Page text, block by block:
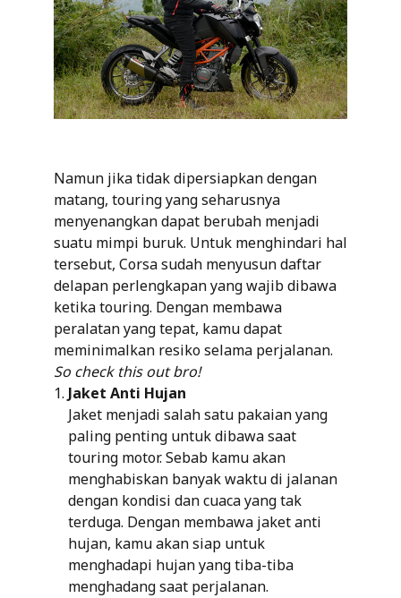
Namun jika tidak dipersiapkan dengan
matang, touring yang seharusnya
menyenangkan dapat berubah menjadi
suatu mimpi buruk. Untuk menghindari hal
tersebut, Corsa sudah menyusun daftar
delapan perlengkapan yang wajib dibawa
ketika touring. Dengan membawa
peralatan yang tepat, kamu dapat
meminimalkan resiko selama perjalanan.
So check this out bro!
Jaket Anti Hujan
Jaket menjadi salah satu pakaian yang
paling penting untuk dibawa saat
touring motor. Sebab kamu akan
menghabiskan banyak waktu di jalanan
dengan kondisi dan cuaca yang tak
terduga. Dengan membawa jaket anti
hujan, kamu akan siap untuk
menghadapi hujan yang tiba-tiba
menghadang saat perjalanan.